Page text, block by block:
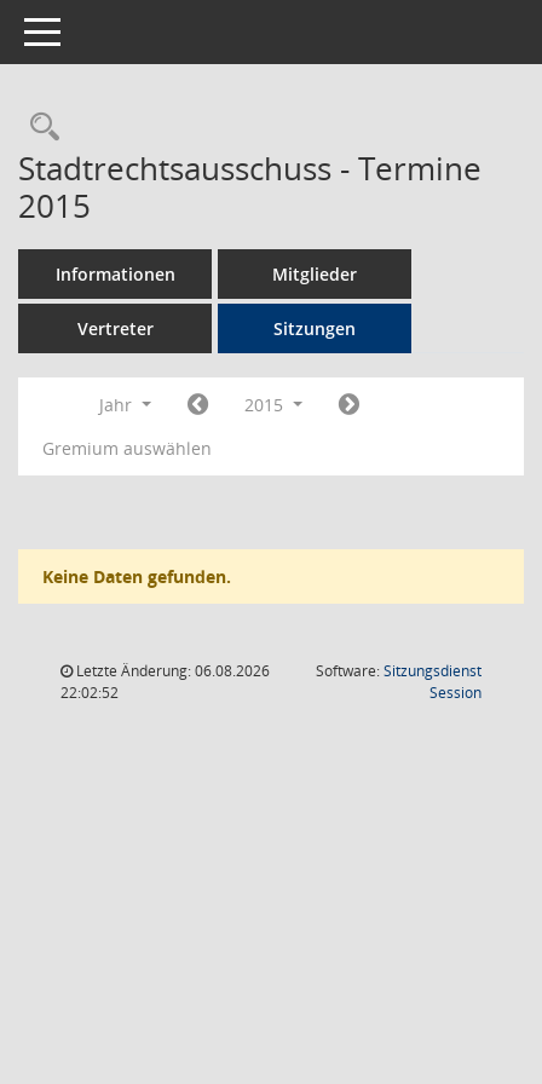
Toggle navigation
Rechercheauswahl
Stadtrechtsausschuss - Termine
2015
Informationen Mitglieder
Vertreter Sitzungen
Jahr
2015
Gremium auswählen
Keine Daten gefunden.
Letzte Änderung: 06.08.2026
22:02:52
Software:Sitzungsdienst
Session(Wird in